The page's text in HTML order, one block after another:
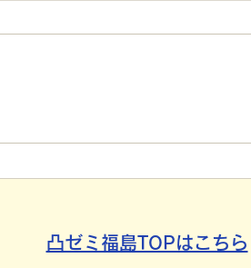
凸ゼミ福島TOPはこちら